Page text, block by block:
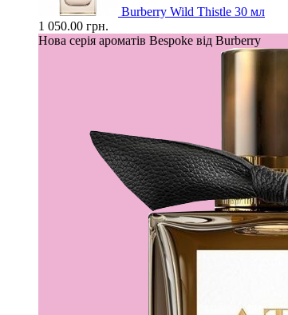
Burberry Wild Thistle 30 мл
1 050.00 грн.
Нова серія ароматів Bespoke від Burberry